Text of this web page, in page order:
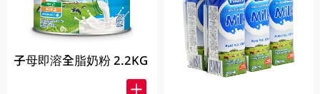
子母即溶全脂奶粉 2.2KG